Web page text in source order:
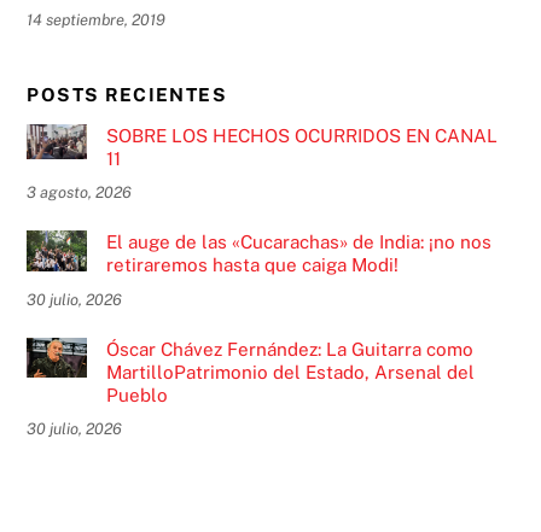
14 septiembre, 2019
POSTS RECIENTES
SOBRE LOS HECHOS OCURRIDOS EN CANAL
11
3 agosto, 2026
El auge de las «Cucarachas» de India: ¡no nos
retiraremos hasta que caiga Modi!
30 julio, 2026
Óscar Chávez Fernández: La Guitarra como
MartilloPatrimonio del Estado, Arsenal del
Pueblo
30 julio, 2026